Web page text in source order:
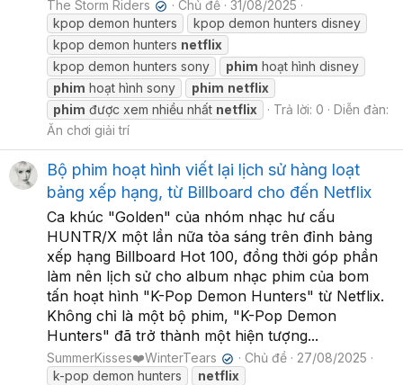
The Storm Riders ✔ Chủ đề
31/08/2025
kpop demon hunters
kpop demon hunters disney
kpop demon hunters netflix
kpop demon hunters sony
phim hoạt hình disney
phim hoạt hình sony phim netflix
phim được xem nhiều nhất netflix Trả lời: 0
Diễn đàn:
Ăn chơi giải trí
Bộ phim hoạt hình viết lại lịch sử hàng loạt
bảng xếp hạng, từ Billboard cho đến Netflix
Ca khúc "Golden" của nhóm nhạc hư cấu
HUNTR/X một lần nữa tỏa sáng trên đỉnh bảng
xếp hạng Billboard Hot 100, đồng thời góp phần
làm nên lịch sử cho album nhạc phim của bom
tấn hoạt hình "K-Pop Demon Hunters" từ Netflix.
Không chỉ là một bộ phim, "K-Pop Demon
Hunters" đã trở thành một hiện tượng...
SummerKisses❤️WinterTears ✔ Chủ đề
27/08/2025
k-pop demon hunters
netflix